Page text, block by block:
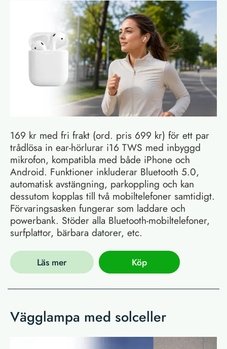
169 kr med fri frakt (ord. pris 699 kr) för ett par
trådlösa in ear-hörlurar i16 TWS med inbyggd
mikrofon, kompatibla med både iPhone och
Android. Funktioner inkluderar Bluetooth 5.0,
automatisk avstängning, parkoppling och kan
dessutom kopplas till två mobiltelefoner samtidigt.
Förvaringsasken fungerar som laddare och
powerbank. Stöder alla Bluetooth-mobiltelefoner,
surfplattor, bärbara datorer, etc.
Läs mer Köp
Vägglampa med solceller